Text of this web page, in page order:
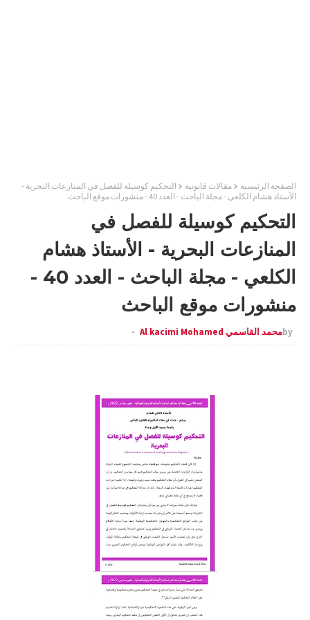
الصفحة الرئيسية مقالات قانونية
التحكيم كوسيلة للفصل في المنازعات البحرية -
الأستاذ هشام الكلعي - مجلة الباحث - العدد 40 - منشورات موقع الباحث
التحكيم كوسيلة للفصل في
المنازعات البحرية - الأستاذ هشام
الكلعي - مجلة الباحث - العدد 40 -
منشورات موقع الباحث
byمحمد القاسمي Al kacimi Mohamed